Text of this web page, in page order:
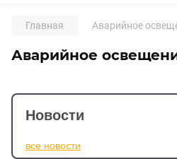
Новости
все новости
Главная Аварийное
Аварийное